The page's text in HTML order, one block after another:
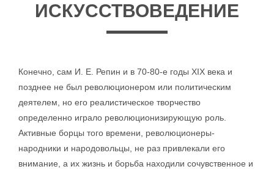
ИСКУССТВОВЕДЕНИЕ
Конечно, сам И. Е. Репин и в 70-80-е годы XIX века и
позднее не был революционером или политическим
деятелем, но его реалистическое творчество
определенно играло революционизирующую роль.
Активные борцы того времени, революционеры-
народники и народовольцы, не раз привлекали его
внимание, а их жизнь и борьба находили сочувственное и